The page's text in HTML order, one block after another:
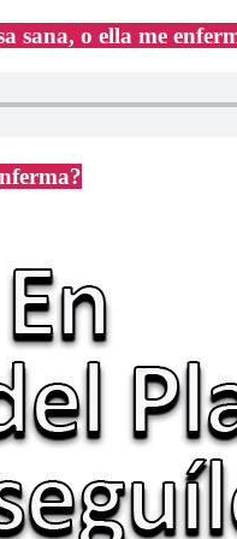
sana, o ella me